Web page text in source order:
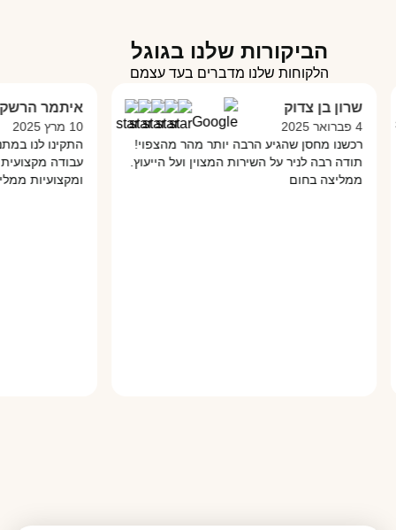
הביקורות שלנו בגוגל
הלקוחות שלנו מדברים בעד עצמם
שרון בן צדוק
רכשנו מחסן שהגיע הרבה יותר מהר מהצפוי!
תודה רבה לניר על השירות המצוין ועל הייעוץ.
ממליצה בחום
איתמר הרשקו
10 מרץ 2025
התקינו לנו
עבודה מקצועית
ומקצועיות